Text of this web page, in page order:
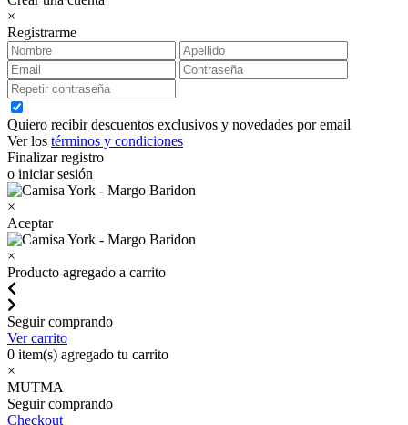
×
Registrarme
Quiero recibir descuentos exclusivos y novedades por email
Ver los términos y condiciones
Finalizar registro
o iniciar sesión
×
Aceptar
×
Producto agregado a carrito
Seguir comprando
Ver carrito
0 item(s) agregado tu carrito
×
MUTMA
Seguir comprando
Checkout